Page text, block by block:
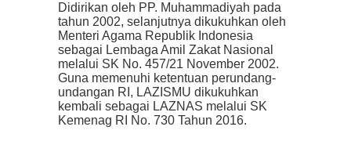
Didirikan oleh PP. Muhammadiyah pada
tahun 2002, selanjutnya dikukuhkan oleh
Menteri Agama Republik Indonesia
sebagai Lembaga Amil Zakat Nasional
melalui SK No. 457/21 November 2002.
Guna memenuhi ketentuan perundang-
undangan RI, LAZISMU dikukuhkan
kembali sebagai LAZNAS melalui SK
Kemenag RI No. 730 Tahun 2016.